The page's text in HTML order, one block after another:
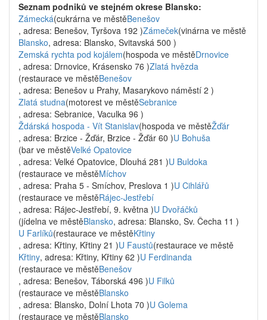
Seznam podniků ve stejném okrese Blansko:
Zámecká(cukrárna ve městěBenešov
, adresa: Benešov, Tyršova 192 )Zámeček(vinárna ve městě
Blansko, adresa: Blansko, Svitavská 500 )
Zemská rychta pod kojálem(hospoda ve městěDrnovice
, adresa: Drnovice, Krásensko 76 )Zlatá hvězda
(restaurace ve městěBenešov
, adresa: Benešov u Prahy, Masarykovo náměstí 2 )
Zlatá studna(motorest ve městěSebranice
, adresa: Sebranice, Vaculka 96 )
Ždárská hospoda - Vít Stanislav(hospoda ve městěŽďár
, adresa: Brzice - Žďár, Brzice - Žďár 60 )U Bohuša
(bar ve městěVelké Opatovice
, adresa: Velké Opatovice, Dlouhá 281 )U Buldoka
(restaurace ve městěMíchov
, adresa: Praha 5 - Smíchov, Preslova 1 )U Cihlářů
(restaurace ve městěRájec-Jestřebí
, adresa: Rájec-Jestřebí, 9. května )U Dvořáčků
(jídelna ve městěBlansko, adresa: Blansko, Sv. Čecha 11 )
U Farlíků(restaurace ve městěKřtiny
, adresa: Křtiny, Křtiny 21 )U Faustů(restaurace ve městě
Křtiny, adresa: Křtiny, Křtiny 62 )U Ferdinanda
(restaurace ve městěBenešov
, adresa: Benešov, Táborská 496 )U Filků
(restaurace ve městěBlansko
, adresa: Blansko, Dolní Lhota 70 )U Golema
(restaurace ve městěBlansko